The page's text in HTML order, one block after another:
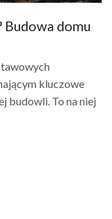
Budowa domu
kluczowe
budowli. To na niej